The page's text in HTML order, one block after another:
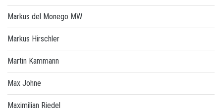
Markus del Monego MW
Markus Hirschler
Martin Kammann
Max Johne
Maximilian Riedel